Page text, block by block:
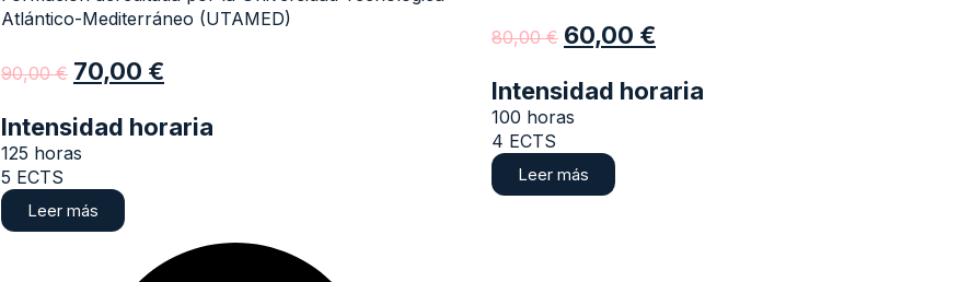
Atlántico-Mediterráneo (UTAMED)
90,00€ 70,00 €
Intensidad horaria
125 horas
5 ECTS
Leer más
80,00€ 60,00 €
Intensidad horaria
100 horas
4 ECTS
Leer más